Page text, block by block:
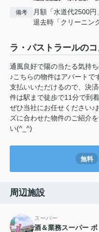
備考
月額「水道代2500円」
退去時「クリーニン
ラ・パストラールの
通風良好で陽の当たる気持
♪こちらの物件はアパートで
支払いいただけるので、決
件は駅まで徒歩で11分で到
ぜひ当社にお任せください♪
ズに合わせた物件のご紹介
い(^_^)
無料
周辺施設
スーパー
酒＆業務スーパー